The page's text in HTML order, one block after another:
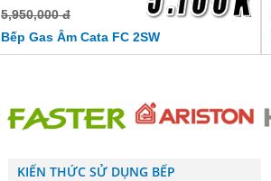
5,950,000 đ
Bếp Gas Âm Cata FC 2SW
KIẾN THỨC SỬ DỤNG BẾP